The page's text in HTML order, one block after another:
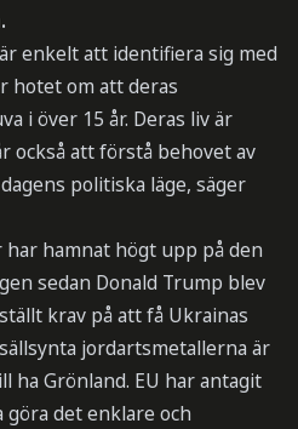
enkelt att identifiera sig med
hotet om att deras
i över 15 år. Deras liv är
också att förstå behovet av
politiska läge, säger
hamnat högt upp på den
sedan Donald Trump blev
krav på att få Ukrainas
jordartsmetallerna är
ha Grönland. EU har antagit
det enklare och